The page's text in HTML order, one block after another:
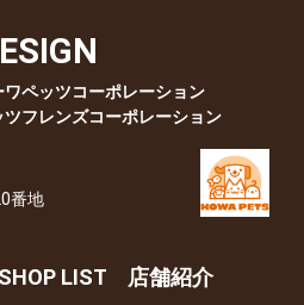
ペッツコーポレーション
フレンズコーポレーション
番地
SHOP LIST 店舗紹介